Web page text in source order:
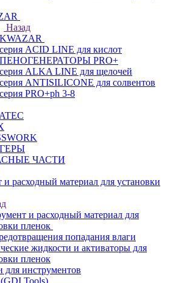
Назад
KWAZAR
серия ACID LINE для кислот
ПЕНОГЕНЕРАТОРЫ PRO+
серия ALKA LINE для щелочей
серия ANTISILICONE для солвентов
серия PRO+ph 3-8
ЧАСТИ
расходный материал для установки
и расходный материал для
пленок
попадания влаги
жидкости и активаторы для
пленок
для инструментов
Tools)